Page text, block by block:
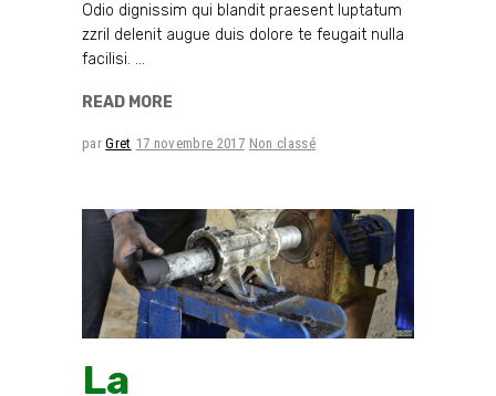
Odio dignissim qui blandit praesent luptatum
zzril delenit augue duis dolore te feugait nulla
facilisi.
READ MORE
parGret 17 novembre 2017 Non classé
La